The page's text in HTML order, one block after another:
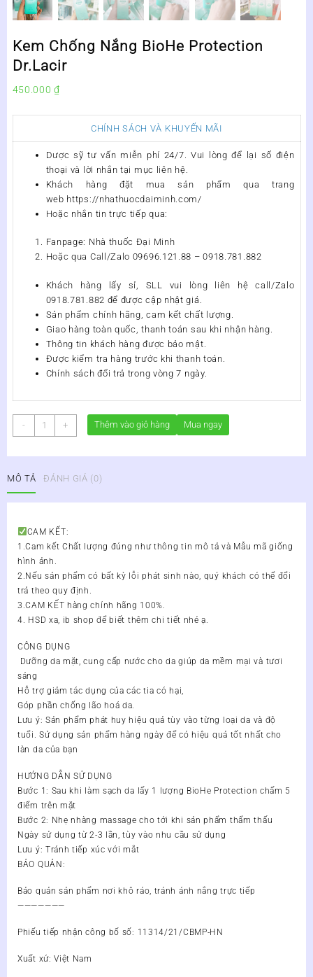
Kem Chống Nắng BioHe Protection
Dr.Lacir
450.000₫
CHÍNH SÁCH VÀ KHUYẾN MÃI
Dược sỹ tư vấn miễn phí 24/7. Vui lòng để lại số điện
thoại và lời nhắn tại mục liên hệ.
Khách hàng đặt mua sản phẩm qua trang
web https://nhathuocdaiminh.com/
Hoặc nhắn tin trực tiếp qua:
Fanpage: Nhà thuốc Đại Minh
Hoặc qua Call/Zalo 09696.121.88 – 0918.781.882
Khách hàng lấy sỉ, SLL vui lòng liên hệ call/Zalo
0918.781.882 để được cập nhật giá.
Sản phẩm chính hãng, cam kết chất lượng.
Giao hàng toàn quốc, thanh toán sau khi nhận hàng.
Thông tin khách hàng được bảo mật.
Được kiểm tra hàng trước khi thanh toán.
Chính sách đổi trả trong vòng 7 ngày.
-
Kem
Chống
Protection
Dr.Lacir
lượng
+ Thêm vào giỏ hàng Mua ngay
MÔ TẢ ĐÁNH GIÁ (0)
CAM KẾT:
1.Cam kết Chất lượng đúng như thông tin mô tả và Mẫu mã giống
hình ảnh.
2.Nếu sản phẩm có bất kỳ lỗi phát sinh nào, quý khách có thể đổi
trả theo quy định.
3.CAM KẾT hàng chính hãng 100%.
4. HSD xa, ib shop để biết thêm chi tiết nhé ạ.
CÔNG DỤNG
Dưỡng da mặt, cung cấp nước cho da giúp da mềm mại và tươi
sáng
Hỗ trợ giảm tác dụng của các tia có hại,
Góp phần chống lão hoá da.
Lưu ý: Sản phẩm phát huy hiệu quả tùy vào từng loại da và độ
tuổi. Sử dụng sản phẩm hàng ngày để có hiệu quả tốt nhất cho
làn da của bạn
HƯỚNG DẪN SỬ DỤNG
Bước 1: Sau khi làm sạch da lấy 1 lượng BioHe Protection chấm 5
điểm trên mặt
Bước 2: Nhẹ nhàng massage cho tới khi sản phẩm thẩm thấu
Ngày sử dụng từ 2-3 lần, tùy vào nhu cầu sử dụng
Lưu ý: Tránh tiếp xúc với mắt
BẢO QUẢN:
Bảo quản sản phẩm nơi khô ráo, tránh ánh nắng trực tiếp
———————
Phiếu tiếp nhận công bố số: 11314/21/CBMP-HN
Xuất xứ: Việt Nam